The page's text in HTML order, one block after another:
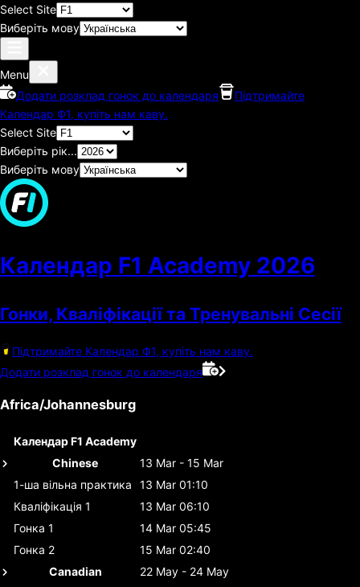
Select Site
Виберіть мову
Menu
Додати розклад гонок до календаря
Підтримайте
Календар Ф1, купіть нам каву.
Select Site
Виберіть рік...
Виберіть мову
Календар F1 Academy 2026
Гонки, Кваліфікації та Тренувальні Сесії
Підтримайте Календар Ф1, купіть нам каву.
Додати розклад гонок до календаря
Africa/Johannesburg
Календар F1 Academy
Chinese
13 Mar - 15 Mar
1-ша вільна практика
13 Mar 01:10
Кваліфікація 1
13 Mar 06:10
Гонка 1
14 Mar 05:45
Гонка 2
15 Mar 02:40
Canadian
22 May - 24 May